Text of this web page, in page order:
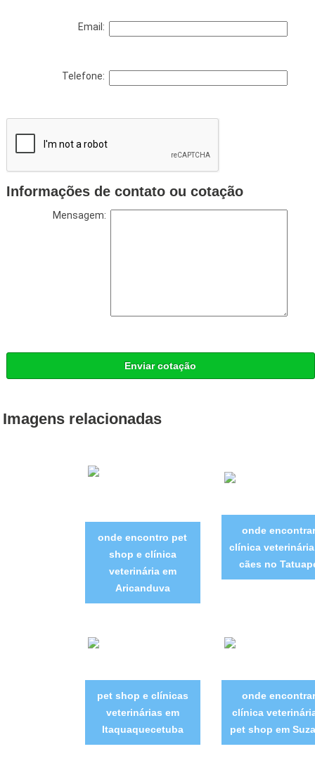
Email:
Telefone:
Informações de contato ou cotação
Mensagem:
Enviar cotação
Imagens relacionadas
onde encontro pet
shop e clínica
veterinária em
Aricanduva
onde encontrar
clínica
cães no
pet shop e clínicas
veterinárias em
Itaquaquecetuba
onde encontrar
clínica
pet shop em